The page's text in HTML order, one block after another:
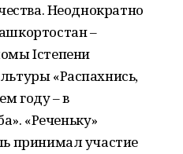
Неоднократно
–
Iстепени
«Распахнись,
году – в
«Реченьку»
принимал участие